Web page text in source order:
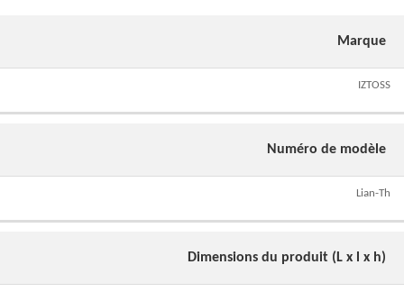
Marque
IZTOSS
Numéro de modèle
Lian-Th
Dimensions du produit (L x l x h)